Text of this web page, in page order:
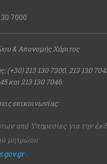
7000
& Απονομής Χάριτος
(+30) 213 130 7300, 213 130
και 213 130 7046.
επικοινωνίας:
από Υπηρεσίες για την
μητρώου:
.